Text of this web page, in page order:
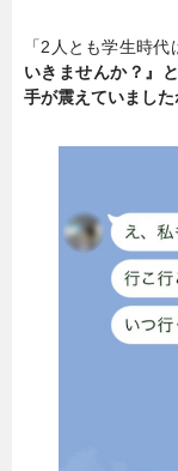
「2人とも学生時代
いきませんか？』
手が震えていました